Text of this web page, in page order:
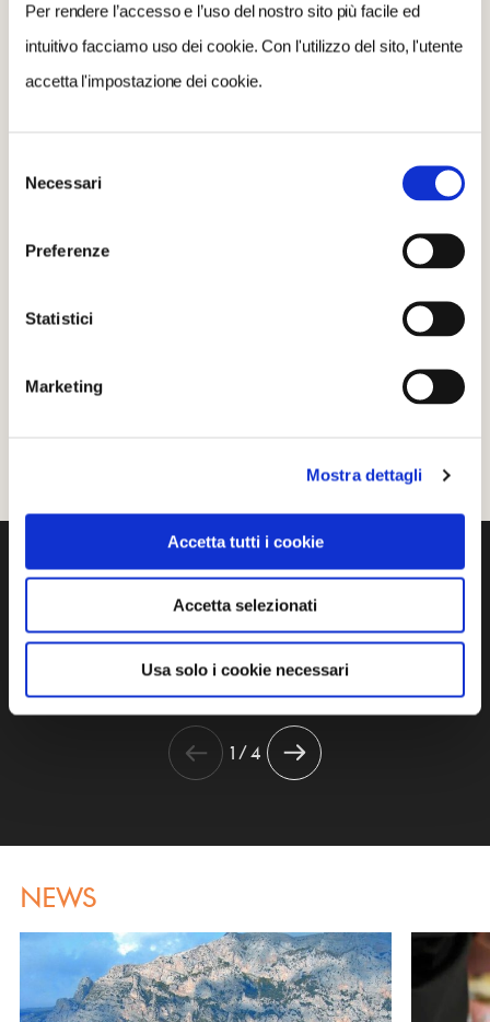
Per rendere l’accesso e l’uso del nostro sito più facile ed
intuitivo facciamo uso dei cookie. Con l'utilizzo del sito, l'utente
accetta l'impostazione dei cookie.
delNecessari
Preferenze
Statistici
Marketing
Mostra dettagli
Accetta tutti i cookie
Accetta selezionati
Usa solo i cookie necessari
sicurezza, seguendo le direttive a contrasto della
diffusione del Covid.
CONDIVIDI
GALLERIA FOTOGRAFICA
1 / 4
NEWS